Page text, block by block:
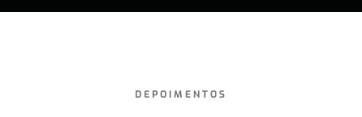
DEPOIMENTOS